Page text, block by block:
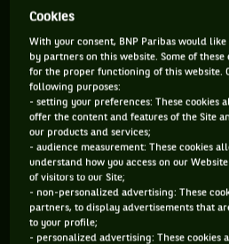
l’absence des meilleurs
cause de boycott mais
l’émergence d’un ado
boucles blondes qui
complètement
londoniennes…
C’était il y a 43 ans. Le 25 juin
Wimbledon dans un climat de
ont précédé, quasiment tous les
Cookies
With your consent, BNP Paribas would
by partners on this website. Some of
for the proper functioning of this website.
following purposes:
- setting your preferences: These cookies
offer the content and features of the Site
our products and services;
- audience measurement: These cookies
understand how you access on our
of visitors to our Site;
- non-personalized advertising: These
partners, to display advertisements that
to your profile;
- personalized advertising: These cookies